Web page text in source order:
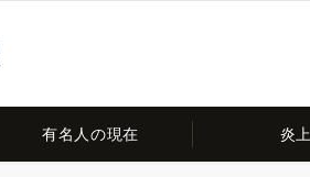
有名人の現在 炎上